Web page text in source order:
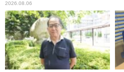
2026.08.06